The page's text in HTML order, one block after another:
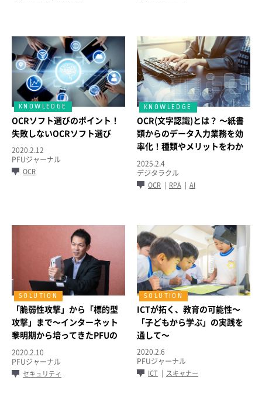
OCRソフト選びのポイント！
失敗しないOCRソフト選び
2020.2.12
PFUジャーナル
OCR
OCR(文字認識)とは？ ～紙書
類からのデータ入力業務を効
率化！種類やメリットをわか
りやすく解説～
2025.2.4
デジタラクル
OCR RPA AI
「脆弱性攻撃」から「標的型
攻撃」まで～インターネット
黎明期から培ってきたPFUの
セキュリティ技術～
2020.2.10
PFUジャーナル
セキュリティ
ICTが拓く、教育の可能性～
「子どもから学ぶ」の実践を
通して～
2020.2.6
PFUジャーナル
ICT スキャナー